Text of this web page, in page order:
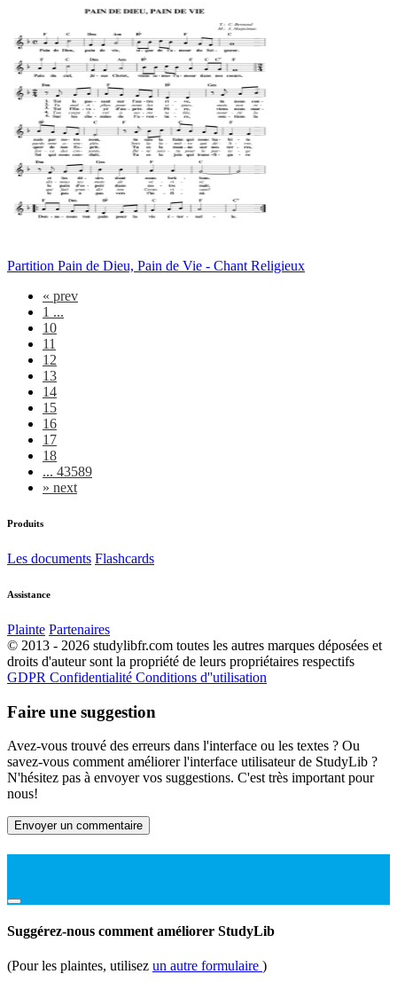
Partition Pain de Dieu, Pain de Vie - Chant Religieux
« prev
1 ...
10
11
12
13
14
15
16
17
18
... 43589
» next
Produits
Les documents Flashcards
Assistance
Plainte Partenaires
© 2013 - 2026 studylibfr.com toutes les autres marques déposées et
droits d'auteur sont la propriété de leurs propriétaires respectifs
GDPR Confidentialité Conditions d''utilisation
Faire une suggestion
Avez-vous trouvé des erreurs dans l'interface ou les textes ? Ou
savez-vous comment améliorer l'interface utilisateur de StudyLib ?
N'hésitez pas à envoyer vos suggestions. C'est très important pour
nous!
Envoyer un commentaire
Suggérez-nous comment améliorer StudyLib
(Pour les plaintes, utilisez un autre formulaire )